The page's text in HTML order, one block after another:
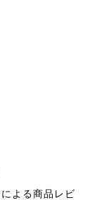
よる商品レビ